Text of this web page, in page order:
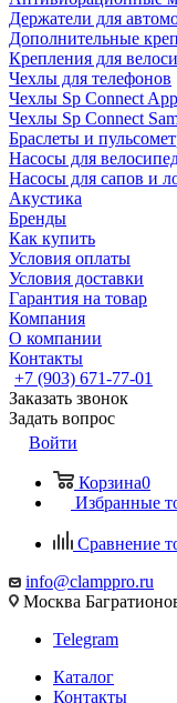
Держатели для
Дополнительные
Крепления для
Чехлы для телефонов
Чехлы Sp Connect
Чехлы Sp Connect
Браслеты и
Насосы для
Насосы для сапов и
Акустика
Бренды
Как купить
Условия оплаты
Условия доставки
Гарантия на товар
Компания
О компании
Контакты
+7 (903) 671-77-01
Заказать звонок
Задать вопрос
Войти
Корзина0
Избранные
Сравнение
info@clamppro.ru
Москва
Telegram
Каталог
Контакты